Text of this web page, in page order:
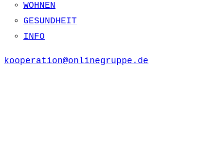
WOHNEN
GESUNDHEIT
INFO
kooperation@onlinegruppe.de